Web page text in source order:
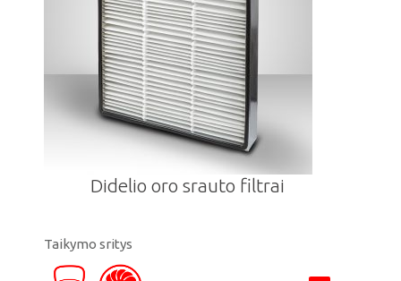
Didelio oro srauto filtrai
Taikymo sritys